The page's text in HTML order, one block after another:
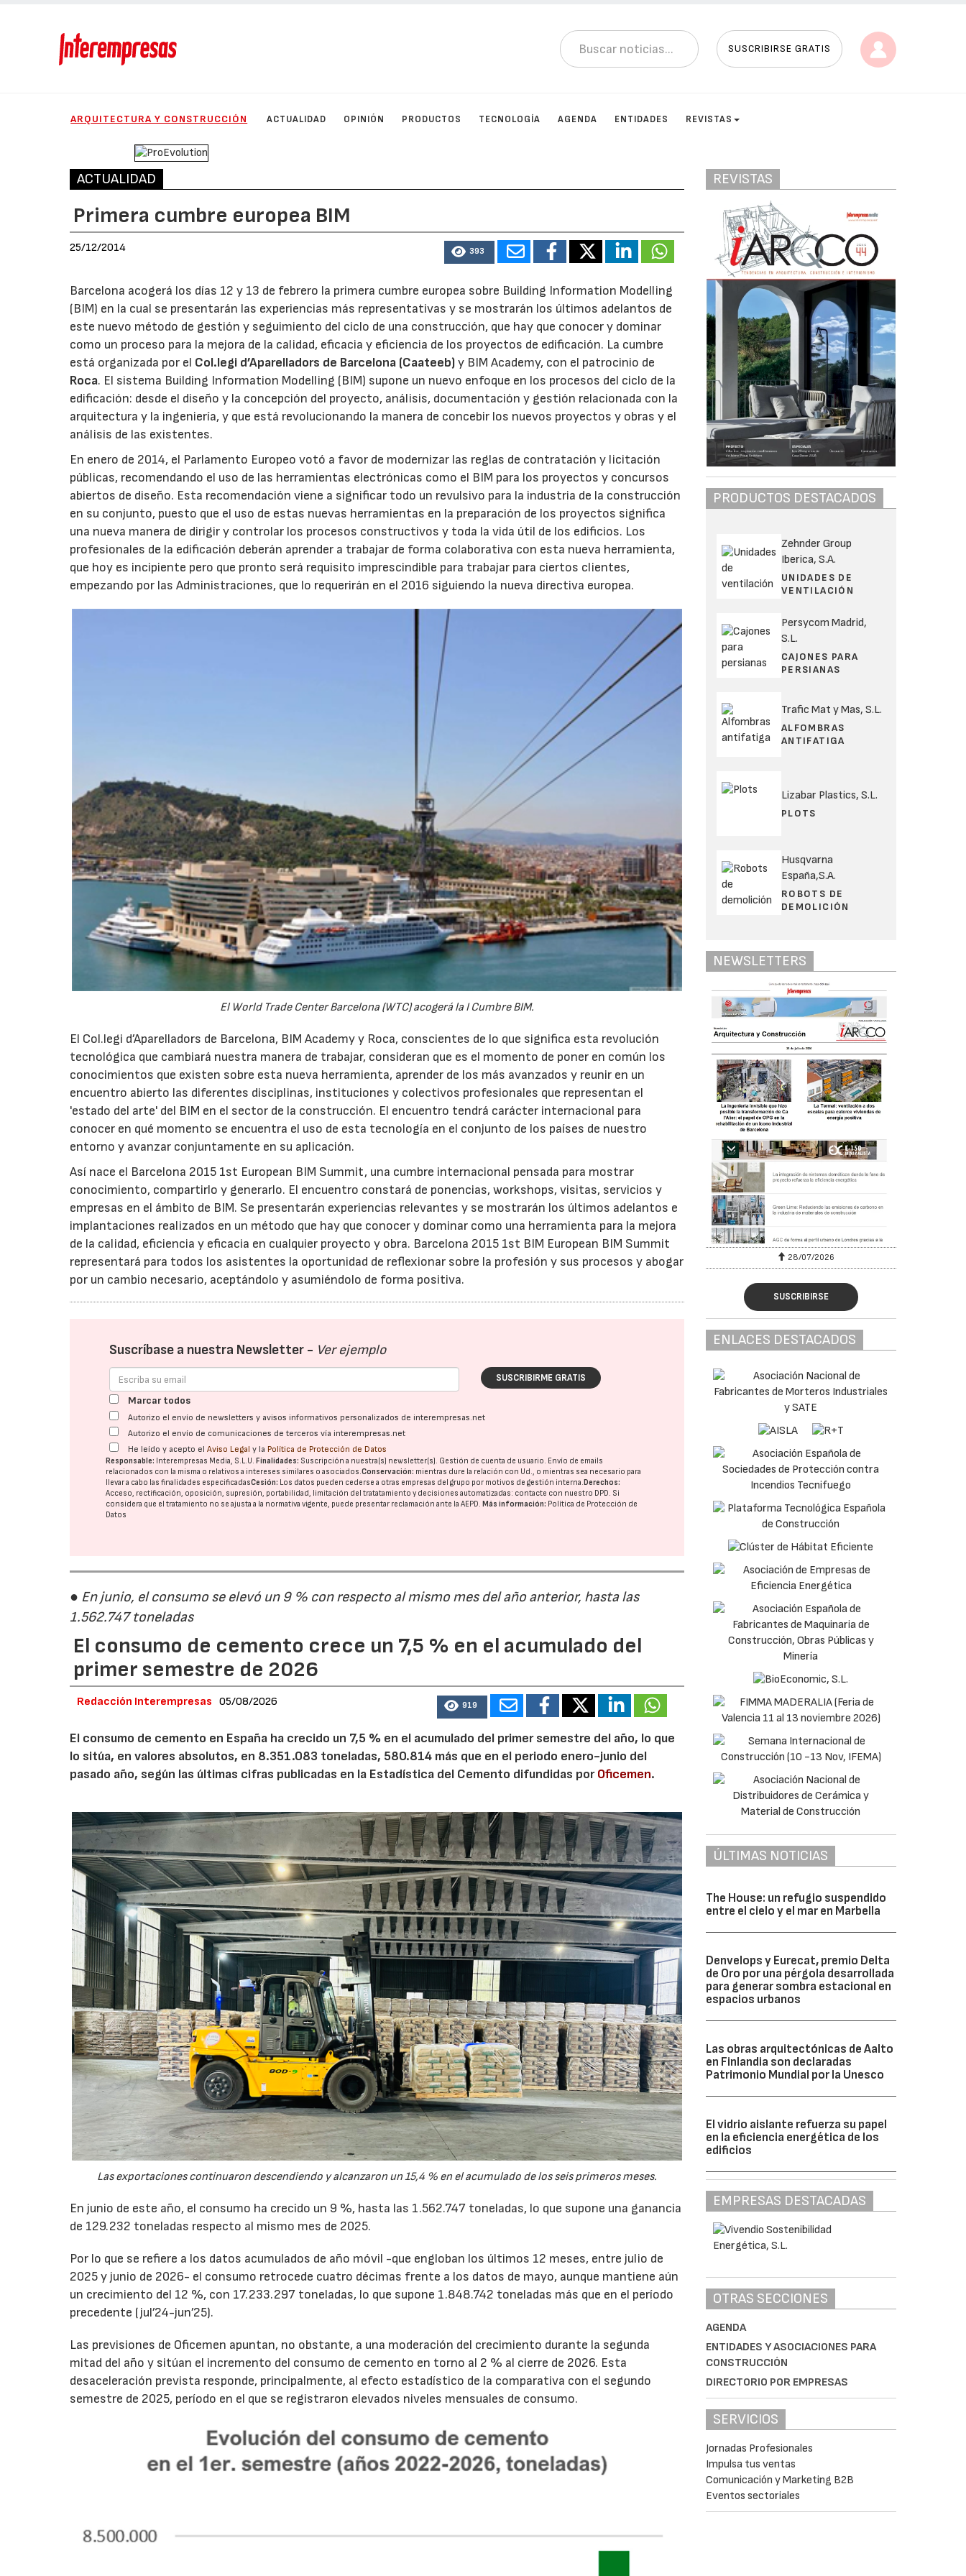
SUSCRIBIRSE GRATIS
ARQUITECTURA Y CONSTRUCCIÓN ACTUALIDAD OPINIÓN PRODUCTOS TECNOLOGÍA AGENDA ENTIDADES REVISTAS
ACTUALIDAD
Primera cumbre europea BIM
25/12/2014 393
Barcelona acogerá los días 12 y 13 de febrero la primera cumbre europea sobre Building Information Modelling
(BIM) en la cual se presentarán las experiencias más representativas y se mostrarán los últimos adelantos de
este nuevo método de gestión y seguimiento del ciclo de una construcción, que hay que conocer y dominar
como un proceso para la mejora de la calidad, eficacia y eficiencia de los proyectos de edificación. La cumbre
está organizada por el Col.legi d’Aparelladors de Barcelona (Caateeb)y BIM Academy, con el patrocinio de
Roca. El sistema Building Information Modelling (BIM) supone un nuevo enfoque en los procesos del ciclo de la
edificación: desde el diseño y la concepción del proyecto, análisis, documentación y gestión relacionada con la
arquitectura y la ingeniería, y que está revolucionando la manera de concebir los nuevos proyectos y obras y el
análisis de las existentes.
En enero de 2014, el Parlamento Europeo votó a favor de modernizar las reglas de contratación y licitación
públicas, recomendando el uso de las herramientas electrónicas como el BIM para los proyectos y concursos
abiertos de diseño. Esta recomendación viene a significar todo un revulsivo para la industria de la construcción
en su conjunto, puesto que el uso de estas nuevas herramientas en la preparación de los proyectos significa
una nueva manera de dirigir y controlar los procesos constructivos y toda la vida útil de los edificios. Los
profesionales de la edificación deberán aprender a trabajar de forma colaborativa con esta nueva herramienta,
que hoy es incipiente pero que pronto será requisito imprescindible para trabajar para ciertos clientes,
empezando por las Administraciones, que lo requerirán en el 2016 siguiendo la nueva directiva europea.
El World Trade Center Barcelona (WTC) acogerá la I Cumbre BIM.
El Col.legi d’Aparelladors de Barcelona, BIM Academy y Roca, conscientes de lo que significa esta revolución
tecnológica que cambiará nuestra manera de trabajar, consideran que es el momento de poner en común los
conocimientos que existen sobre esta nueva herramienta, aprender de los más avanzados y reunir en un
encuentro abierto las diferentes disciplinas, instituciones y colectivos profesionales que representan el
'estado del arte' del BIM en el sector de la construcción. El encuentro tendrá carácter internacional para
conocer en qué momento se encuentra el uso de esta tecnología en el conjunto de los países de nuestro
entorno y avanzar conjuntamente en su aplicación.
Así nace el Barcelona 2015 1st European BIM Summit, una cumbre internacional pensada para mostrar
conocimiento, compartirlo y generarlo. El encuentro constará de ponencias, workshops, visitas, servicios y
empresas en el ámbito de BIM. Se presentarán experiencias relevantes y se mostrarán los últimos adelantos e
implantaciones realizados en un método que hay que conocer y dominar como una herramienta para la mejora
de la calidad, eficiencia y eficacia en cualquier proyecto y obra. Barcelona 2015 1st BIM European BIM Summit
representará para todos los asistentes la oportunidad de reflexionar sobre la profesión y sus procesos y abogar
por un cambio necesario, aceptándolo y asumiéndolo de forma positiva.
Suscríbase a nuestra Newsletter - Ver ejemplo
SUSCRIBIRME GRATIS
Marcar todos
Autorizo el envío de newsletters y avisos informativos personalizados de interempresas.net
Autorizo el envío de comunicaciones de terceros vía interempresas.net
He leído y acepto elAviso Legal y la Política de Protección de Datos
Responsable: Interempresas Media, S.L.U. Finalidades: Suscripción a nuestra(s) newsletter(s). Gestión de cuenta de usuario. Envío de emails
relacionados con la misma o relativos a intereses similares o asociados.Conservación: mientras dure la relación con Ud., o mientras sea necesario para
llevar a cabo las finalidades especificadasCesión: Los datos pueden cederse a otras empresas del grupo por motivos de gestión interna. Derechos:
Acceso, rectificación, oposición, supresión, portabilidad, limitación del tratatamiento y decisiones automatizadas: contacte con nuestro DPD. Si
considera que el tratamiento no se ajusta a la normativa vigente, puede presentar reclamación ante laAEPD. Más información: Política de Protección de
Datos
● En junio, el consumo se elevó un 9 % con respecto al mismo mes del año anterior, hasta las
1.562.747 toneladas
El consumo de cemento crece un 7,5 % en el acumulado del
primer semestre de 2026
Redacción Interempresas 05/08/2026 919
El consumo de cemento en España ha crecido un 7,5 % en el acumulado del primer semestre del año, lo que
lo sitúa, en valores absolutos, en 8.351.083 toneladas, 580.814 más que en el periodo enero-junio del
pasado año, según las últimas cifras publicadas en la Estadística del Cemento difundidas porOficemen.
Las exportaciones continuaron descendiendo y alcanzaron un 15,4 % en el acumulado de los seis primeros meses.
En junio de este año, el consumo ha crecido un 9 %, hasta las 1.562.747 toneladas, lo que supone una ganancia
de 129.232 toneladas respecto al mismo mes de 2025.
Por lo que se refiere a los datos acumulados de año móvil -que engloban los últimos 12 meses, entre julio de
2025 y junio de 2026- el consumo retrocede cuatro décimas frente a los datos de mayo, aunque mantiene aún
un crecimiento del 12 %, con 17.233.297 toneladas, lo que supone 1.848.742 toneladas más que en el período
precedente (jul’24-jun’25).
Las previsiones de Oficemen apuntan, no obstante, a una moderación del crecimiento durante la segunda
mitad del año y sitúan el incremento del consumo de cemento en torno al 2 % al cierre de 2026. Esta
desaceleración prevista responde, principalmente, al efecto estadístico de la comparativa con el segundo
semestre de 2025, período en el que se registraron elevados niveles mensuales de consumo.
REVISTAS
PRODUCTOS DESTACADOS
Zehnder Group
Iberica, S.A.
UNIDADES DE
VENTILACIÓN
Persycom Madrid,
S.L.
CAJONES PARA
PERSIANAS
Trafic Mat y Mas, S.L.
ALFOMBRAS
ANTIFATIGA
Lizabar Plastics, S.L.
PLOTS
Husqvarna
España,S.A.
ROBOTS DE
DEMOLICIÓN
NEWSLETTERS
28/07/2026 30/07/2026 28/07/2026
SUSCRIBIRSE
ENLACES DESTACADOS
ÚLTIMAS NOTICIAS
The House: un refugio suspendido
entre el cielo y el mar en Marbella
Denvelops y Eurecat, premio Delta
de Oro por una pérgola desarrollada
para generar sombra estacional en
espacios urbanos
Las obras arquitectónicas de Aalto
en Finlandia son declaradas
Patrimonio Mundial por la Unesco
El vidrio aislante refuerza su papel
en la eficiencia energética de los
edificios
EMPRESAS DESTACADAS
OTRAS SECCIONES
AGENDA
ENTIDADES Y ASOCIACIONES PARA
CONSTRUCCIÓN
DIRECTORIO POR EMPRESAS
SERVICIOS
Jornadas Profesionales
Impulsa tus ventas
Comunicación y Marketing B2B
Eventos sectoriales